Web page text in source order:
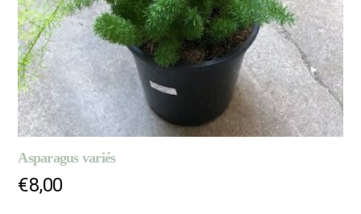
Asparagus variés
€8,00